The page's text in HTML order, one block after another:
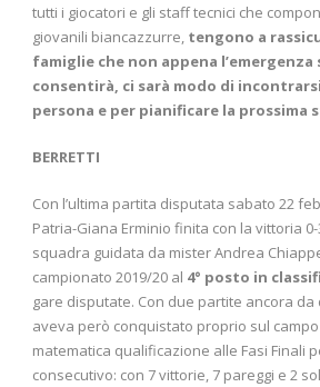
tutti i giocatori e gli staff tecnici che
giovanili biancazzurre, tengono a
famiglie che non appena
consentirà, ci sarà modo di
persona e per pianificare la prossima
BERRETTI
Con l’ultima partita disputata sabato 22
Patria-Giana Erminio finita con la vittoria
squadra guidata da mister Andrea
campionato 2019/20 al 4° posto in
gare disputate. Con due partite ancora
aveva però conquistato proprio sul
matematica qualificazione alle Fasi Finali
consecutivo: con 7 vittorie, 7 pareggi e 2